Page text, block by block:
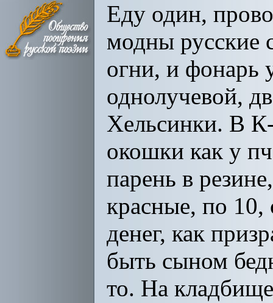
Еду один,
модны русские
огни, и фонарь
однолучевой,
Хельсинки. В
окошки как у
парень в
красные, по 10,
денег, как
быть сыном
то. На